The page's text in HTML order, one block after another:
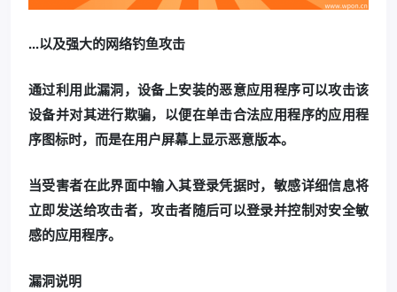
...以及强大的网络钓鱼攻击
通过利用此漏洞，设备上安装的恶意应用程序可以攻击该
设备并对其进行欺骗，以便在单击合法应用程序的应用程
序图标时，而是在用户屏幕上显示恶意版本。
当受害者在此界面中输入其登录凭据时，敏感详细信息将
立即发送给攻击者，攻击者随后可以登录并控制对安全敏
感的应用程序。
漏洞说明